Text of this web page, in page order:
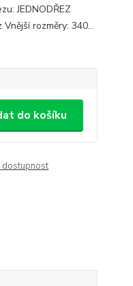
JEDNODŘEZ
rozměry: 340...
do košíku
dostupnost